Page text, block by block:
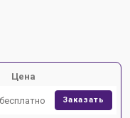
Цена
бесплатно Заказать